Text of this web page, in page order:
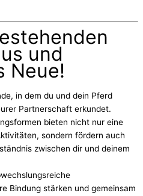
und
Neue!
in dem du und dein Pferd
Partnerschaft erkundet.
bieten nicht nur eine
sondern fördern auch
zwischen dir und deinem
Bindung stärken und gemeinsam